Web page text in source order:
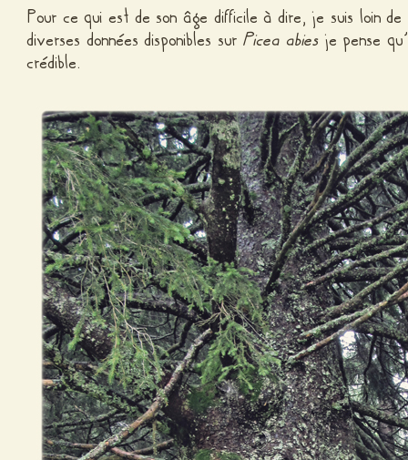
Pour ce qui est de son âge difficile à dire, je suis loin
diverses données disponibles surPicea abies je pense
crédible.